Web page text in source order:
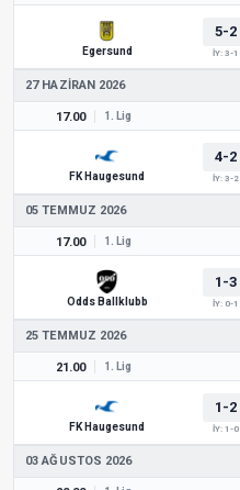
Egersund
5-2
İY: 3-1
27 HAZIRAN 2026
17.00 1. Lig
FK Haugesund
4-2
İY: 3-2
05 TEMMUZ 2026
17.00 1. Lig
Odds Ballklubb
1-3
İY: 0-1
25 TEMMUZ 2026
21.00 1. Lig
FK Haugesund
1-2
İY: 1-0
03 AĞUSTOS 2026